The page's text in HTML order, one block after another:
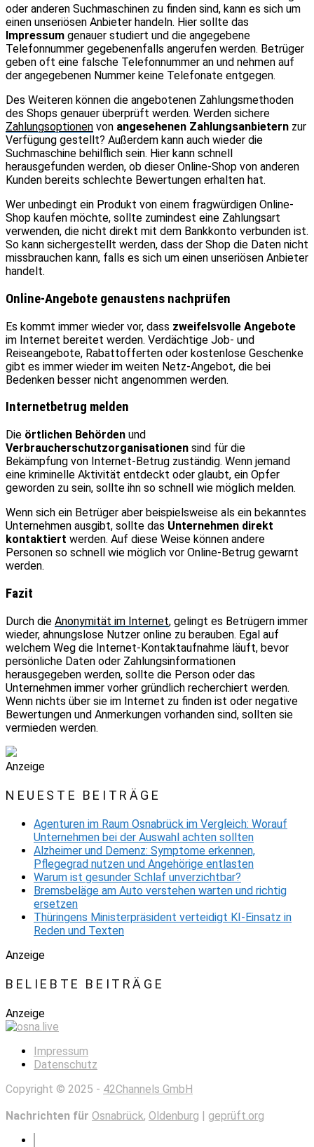
oder anderen Suchmaschinen zu finden sind, kann es sich um
einen unseriösen Anbieter handeln. Hier sollte das
Impressum genauer studiert und die angegebene
Telefonnummer gegebenenfalls angerufen werden. Betrüger
geben oft eine falsche Telefonnummer an und nehmen auf
der angegebenen Nummer keine Telefonate entgegen.
Des Weiteren können die angebotenen Zahlungsmethoden
des Shops genauer überprüft werden. Werden sichere
Zahlungsoptionen von angesehenen Zahlungsanbietern zur
Verfügung gestellt? Außerdem kann auch wieder die
Suchmaschine behilflich sein. Hier kann schnell
herausgefunden werden, ob dieser Online-Shop von anderen
Kunden bereits schlechte Bewertungen erhalten hat.
Wer unbedingt ein Produkt von einem fragwürdigen Online-
Shop kaufen möchte, sollte zumindest eine Zahlungsart
verwenden, die nicht direkt mit dem Bankkonto verbunden ist.
So kann sichergestellt werden, dass der Shop die Daten nicht
missbrauchen kann, falls es sich um einen unseriösen Anbieter
handelt.
Online-Angebote genaustens nachprüfen
Es kommt immer wieder vor, dass zweifelsvolle Angebote
im Internet bereitet werden. Verdächtige Job- und
Reiseangebote, Rabattofferten oder kostenlose Geschenke
gibt es immer wieder im weiten Netz-Angebot, die bei
Bedenken besser nicht angenommen werden.
Internetbetrug melden
Die örtlichen Behörden und
Verbraucherschutzorganisationen sind für die
Bekämpfung von Internet-Betrug zuständig. Wenn jemand
eine kriminelle Aktivität entdeckt oder glaubt, ein Opfer
geworden zu sein, sollte ihn so schnell wie möglich melden.
Wenn sich ein Betrüger aber beispielsweise als ein bekanntes
Unternehmen ausgibt, sollte das Unternehmen direkt
kontaktiert werden. Auf diese Weise können andere
Personen so schnell wie möglich vor Online-Betrug gewarnt
werden.
Fazit
Durch die Anonymität im Internet, gelingt es Betrügern immer
wieder, ahnungslose Nutzer online zu berauben. Egal auf
welchem Weg die Internet-Kontaktaufnahme läuft, bevor
persönliche Daten oder Zahlungsinformationen
herausgegeben werden, sollte die Person oder das
Unternehmen immer vorher gründlich recherchiert werden.
Wenn nichts über sie im Internet zu finden ist oder negative
Bewertungen und Anmerkungen vorhanden sind, sollten sie
vermieden werden.
Anzeige
NEUESTE BEITRÄGE
Agenturen im Raum Osnabrück im Vergleich: Worauf
Unternehmen bei der Auswahl achten sollten
Alzheimer und Demenz: Symptome erkennen,
Pflegegrad nutzen und Angehörige entlasten
Warum ist gesunder Schlaf unverzichtbar?
Bremsbeläge am Auto verstehen warten und richtig
ersetzen
Thüringens Ministerpräsident verteidigt KI-Einsatz in
Reden und Texten
Anzeige
BELIEBTE BEITRÄGE
Anzeige
Impressum
Datenschutz
Copyright © 2025 - 42Channels GmbH
Nachrichten für Osnabrück, Oldenburg | geprüft.org